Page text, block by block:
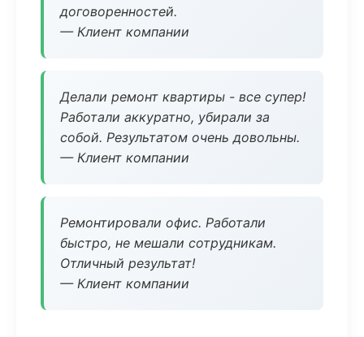
договоренностей.
— Клиент компании
Делали ремонт квартиры - все супер!
Работали аккуратно, убирали за
собой. Результатом очень довольны.
— Клиент компании
Ремонтировали офис. Работали
быстро, не мешали сотрудникам.
Отличный результат!
— Клиент компании